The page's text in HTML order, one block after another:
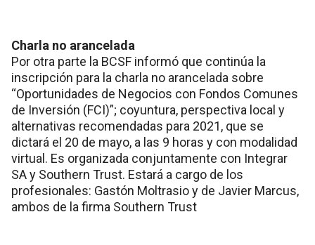
Charla no arancelada
Por otra parte la BCSF informó que continúa la
inscripción para la charla no arancelada sobre
“Oportunidades de Negocios con Fondos Comunes
de Inversión (FCI)”; coyuntura, perspectiva local y
alternativas recomendadas para 2021, que se
dictará el 20 de mayo, a las 9 horas y con modalidad
virtual. Es organizada conjuntamente con Integrar
SA y Southern Trust. Estará a cargo de los
profesionales: Gastón Moltrasio y de Javier Marcus,
ambos de la firma Southern Trust